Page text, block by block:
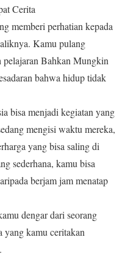
Cerita
memberi perhatian kepada
Kamu pulang
pelajaran Bahkan Mungkin
bahwa hidup tidak
bisa menjadi kegiatan yang
mengisi waktu mereka,
yang bisa saling di
sederhana, kamu bisa
berjam jam menatap
dengar dari seorang
yang kamu ceritakan